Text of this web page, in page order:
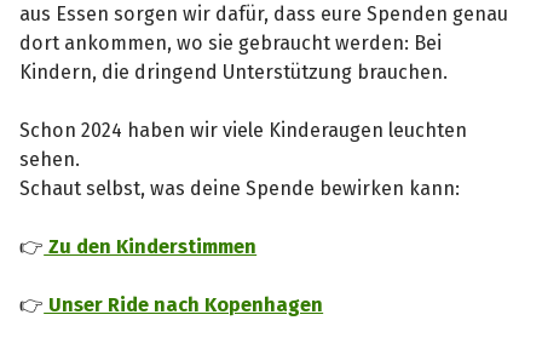
aus Essen sorgen wir dafür, dass eure Spenden genau
dort ankommen, wo sie gebraucht werden: Bei
Kindern, die dringend Unterstützung brauchen.
Schon 2024 haben wir viele Kinderaugen leuchten
sehen.
Schaut selbst, was deine Spende bewirken kann:
👉 Zu den Kinderstimmen
👉 Unser Ride nach Kopenhagen